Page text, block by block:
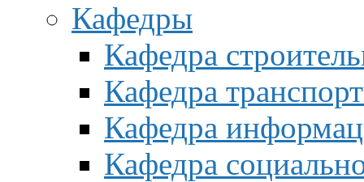
Кафедры
Кафедра
Кафедра
Кафедра
Кафедра